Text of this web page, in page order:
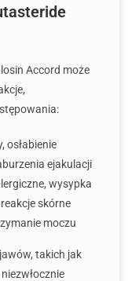
Accord może
osłabienie
ejakulacji
wysypka
skórne
moczu
takich jak